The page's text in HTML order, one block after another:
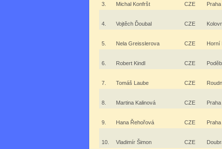
3. Michal Konfršt CZE Praha
4. Vojtěch Ďoubal CZE
5. Nela Greisslerova CZE Horní
6. Robert Kindl CZE
7. Tomáš Laube CZE
8. Martina Kalinová CZE Praha
9. Hana Řehořová CZE Praha
10. Vladimír Šimon CZE